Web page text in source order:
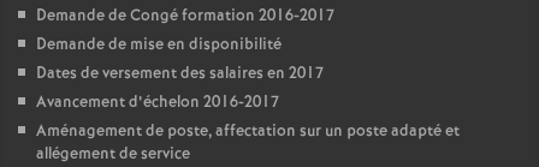
Demande de Congé formation 2016-2017
Demande de mise en disponibilité
Dates de versement des salaires en 2017
Avancement d’échelon 2016-2017
Aménagement de poste, affectation sur un poste adapté et
allégement de service